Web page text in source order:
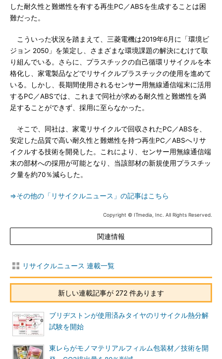
した耐久性と難燃性を有する再生PC／ABSを生成することは困
難だった。
こういった状況を踏まえて、三菱電機は2019年6月に「環境ビ
ジョン 2050」を策定し、さまざまな環境課題の解決にむけて取
り組んでいる。さらに、プラスチックの自己循環リサイクルを本
格化し、家電製品などでリサイクルプラスチックの使用を進めて
いる。しかし、長期間使用されるセンサー用無線通信端末に活用
するPC／ABSでは、これまで同社が求める耐久性と難燃性を満
足することができず、採用に至らなかった。
そこで、同社は、家電リサイクルで回収されたPC／ABSを、
安定した品質で高い耐久性と難燃性を持つ再生PC／ABSへリサ
イクルする技術を開発した。これにより、センサー用無線通信端
末の部材への採用が可能となり、当該部材の新規使用プラスチッ
ク量を約70％減らした。
⇒その他の「リサイクルニュース」の記事はこちら
Copyright © ITmedia, Inc. All Rights Reserved.
関連情報
リサイクルニュース 連載一覧
新しい連載記事が 272 件あります
ブリヂストンが使用済みタイヤのリサイクル熱分解
試験を開始
東レらがモノマテリアルフィルム包装材／技術を開